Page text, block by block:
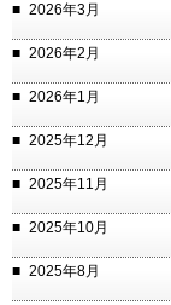
2026年3月
2026年2月
2026年1月
2025年12月
2025年11月
2025年10月
2025年8月